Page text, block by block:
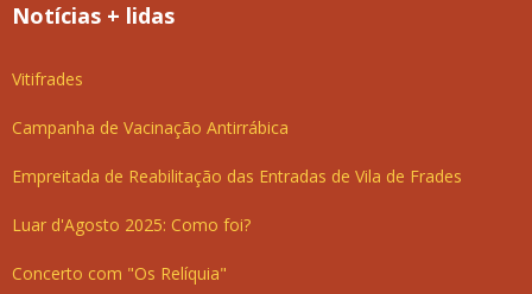
Notícias + lidas
Vitifrades
Campanha de Vacinação Antirrábica
Empreitada de Reabilitação das Entradas de Vila de Frades
Luar d'Agosto 2025: Como foi?
Concerto com "Os Relíquia"